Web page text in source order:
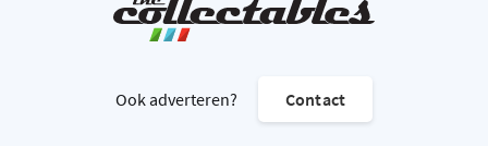
Ook adverteren? Contact